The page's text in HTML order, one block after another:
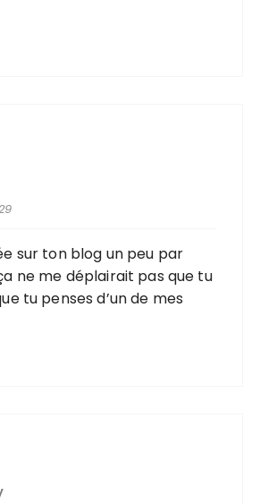
sur ton blog un peu par
ne me déplairait pas que tu
tu penses d’un de mes